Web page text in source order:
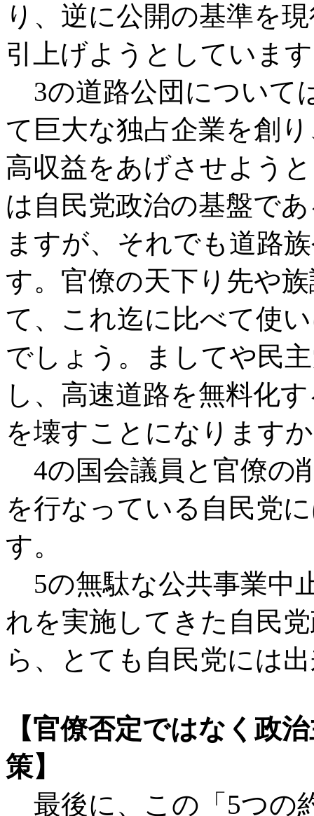
り、逆に公開の基準を
引上げようとしていま
3の道路公団について
て巨大な独占企業を創
高収益をあげさせよう
は自民党政治の基盤で
ますが、それでも道路
す。官僚の天下り先や
て、これ迄に比べて使
でしょう。ましてや民
し、高速道路を無料化
を壊すことになります
4の国会議員と官僚の
を行なっている自民党
す。
5の無駄な公共事業中
れを実施してきた自民
ら、とても自民党には
【官僚否定ではなく政
策】
最後に、この「5つの